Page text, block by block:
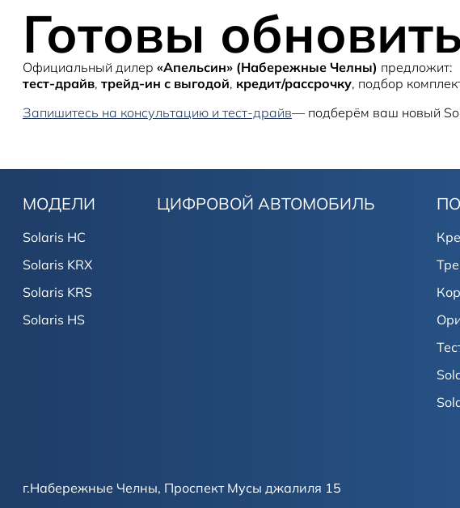
Готовы
Официальный дилер «Апельсин» (Набережные Челны)
тест-драйв, трейд-ин с выгодой, кредит/рассрочку, подбор
Запишитесь на консультацию и тест-драйв— подберём ваш новый
МОДЕЛИ
Solaris HC
Solaris KRX
Solaris KRS
Solaris HS
ЦИФРОВОЙ АВТОМОБИЛЬ
г.Набережные Челны, Проспект Мусы джалиля 15